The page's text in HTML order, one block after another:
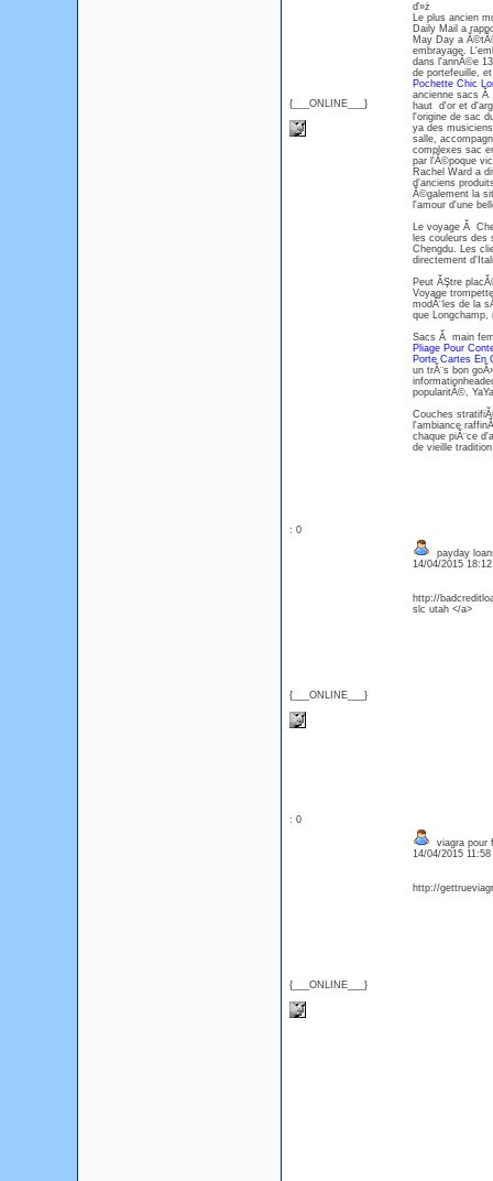
{___ONLINE___}
ď»ż
Le plus ancien
Daily Mail a
May Day a
embrayage.
dans l'annĂ©e
de portefeuille, et
Pochette Chic
ancienne sacs Ă
haut d'or et
l'origine de sac
ya des
salle,
complexes sac
par l'Ă©poque
Rachel Ward a
d'anciens
Ă©galement la
l'amour d'une
Le voyage Ă
les couleurs
Chengdu. Les
directement
Peut ĂŞtre
Voyage
modĂ¨les de la
que Longchamp,
Sacs Ă main
Pliage Pour
Porte Cartes En
un trĂ¨s bon
popularitĂ©,
Couches
l'ambiance
chaque piĂ¨ce
de vieille
: 0
{___ONLINE___}
payday
14/04/2015
http://
slc utah </a>
: 0
{___ONLINE___}
viagra pour
14/04/2015
http://